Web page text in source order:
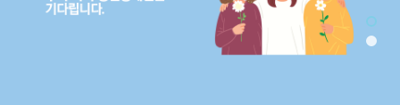
해피빈 후원하기